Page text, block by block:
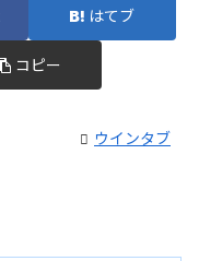
はてブ
コピー
ウインタブ